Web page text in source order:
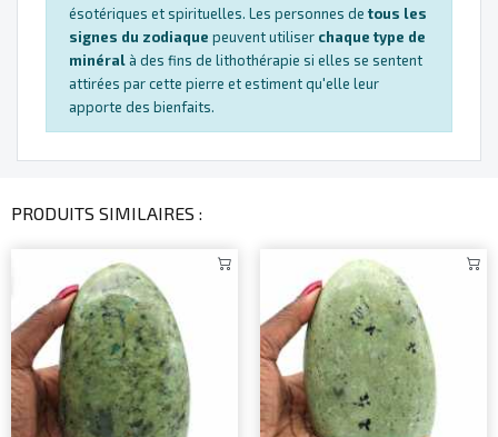
ésotériques et spirituelles. Les personnes de tous les
signes du zodiaque peuvent utiliser chaque type de
minéralà des fins de lithothérapie si elles se sentent
attirées par cette pierre et estiment qu'elle leur
apporte des bienfaits.
PRODUITS SIMILAIRES :